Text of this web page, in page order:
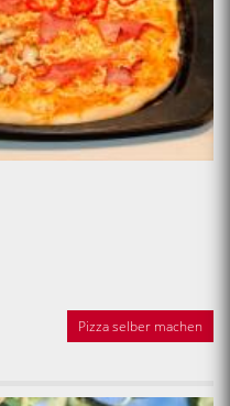
Pizza selber machen